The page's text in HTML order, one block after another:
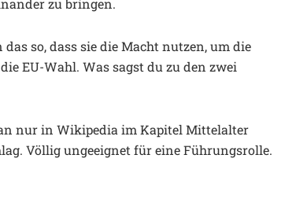
zu bringen.
so, dass sie die Macht nutzen, um die
EU-Wahl. Was sagst du zu den zwei
nur in Wikipedia im Kapitel Mittelalter
Völlig ungeeignet für eine Führungsrolle.